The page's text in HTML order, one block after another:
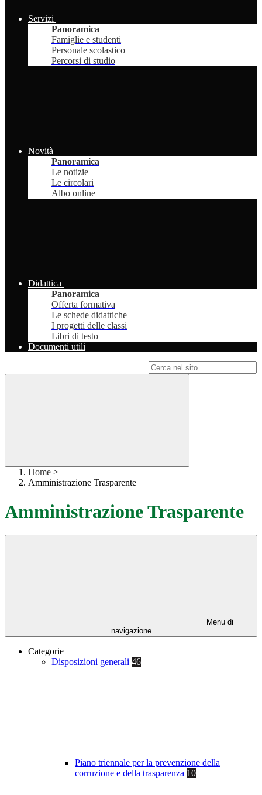
Servizi
Panoramica
Famiglie e studenti
Personale scolastico
Percorsi di studio
Novità
Panoramica
Le notizie
Le circolari
Albo online
Didattica
Panoramica
Offerta formativa
Le schede didattiche
I progetti delle classi
Libri di testo
Documenti utili
Home >
Amministrazione Trasparente
Amministrazione Trasparente
Menu di
navigazione
Categorie
Disposizioni generali 46
Piano triennale per la prevenzione della
corruzione e della trasparenza 10